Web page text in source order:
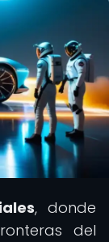
, donde
del